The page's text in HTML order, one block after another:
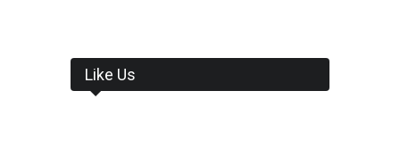
Like Us